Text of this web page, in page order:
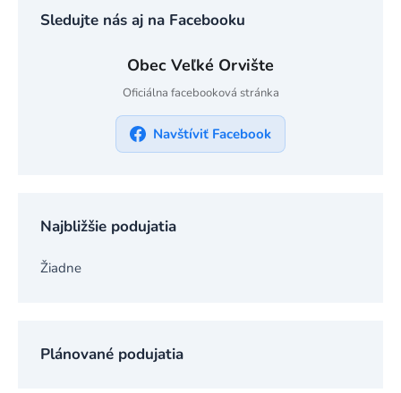
Sledujte nás aj na Facebooku
Obec Veľké Orvište
Oficiálna facebooková stránka
Navštíviť Facebook
Najbližšie podujatia
Žiadne
Plánované podujatia